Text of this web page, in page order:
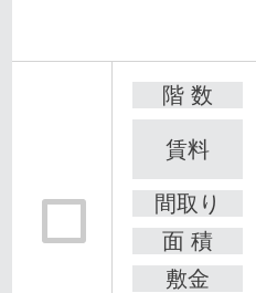
階 数
賃料
間取り
面 積
敷金